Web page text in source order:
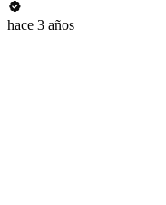
hace 3 años